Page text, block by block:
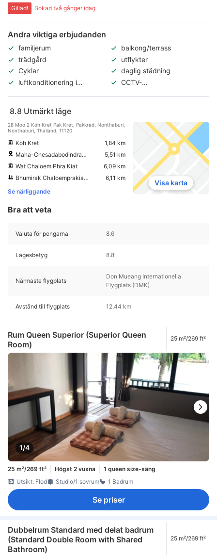
Gillad! Bokad två gånger idag
Andra viktiga erbjudanden
familjerum
balkong/terrass
trädgård
utflykter
Cyklar
daglig städning
luftkonditionering i
CCTV-
8.8 Utmärkt läge
28 Moo 2 Koh Kret Pak Kret, Pakkred, Nonthaburi,
Nonthaburi, Thailand, 11120
Koh Kret
1,84 km
Maha-Chesadabodindranusorn Bridge
5,51 km
Wat Chaloem Phra Kiat
6,09 km
Bhumirak Chaloemprakiarti Park
6,11 km
Se närliggande
Visa karta
Bra att veta
Valuta för pengarna 8.6
Lägesbetyg 8.8
Närmaste flygplats
Don Mueang Internationella
Flygplats (DMK)
Avstånd till flygplats 12,44 km
Rum Queen Superior (Superior Queen
Room)
25 m²/269 ft²
1/4
25 m²/269 ft² Högst 2 vuxna
1 queen size-säng
Utsikt: Flod
Studio/1 sovrum 1 Badrum
Se priser
Dubbelrum Standard med delat badrum
(Standard Double Room with Shared
Bathroom)
25 m²/269 ft²